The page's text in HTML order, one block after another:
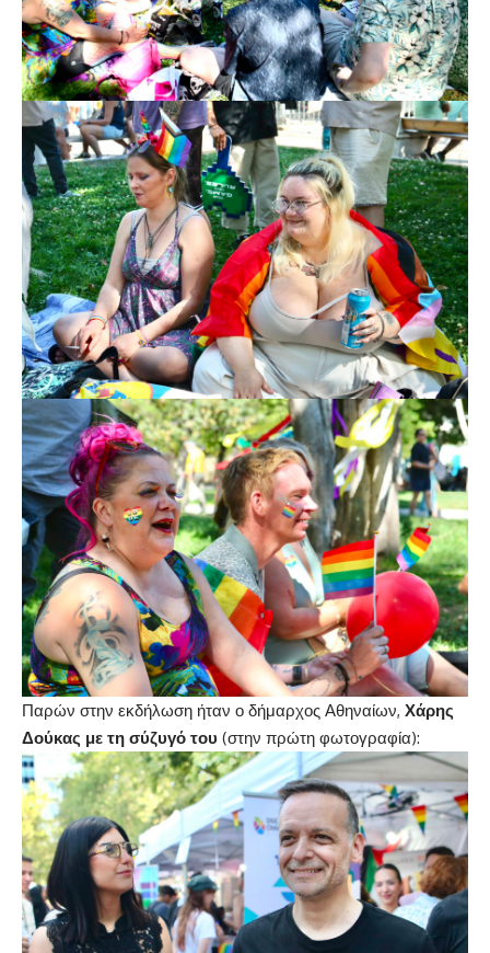
Παρών στην εκδήλωση ήταν ο δήμαρχος Αθηναίων, Χάρης
Δούκας με τη σύζυγό του (στην πρώτη φωτογραφία):